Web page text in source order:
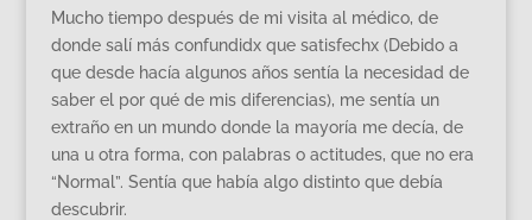
Mucho tiempo después de mi visita al médico, de
donde salí más confundidx que satisfechx (Debido a
que desde hacía algunos años sentía la necesidad de
saber el por qué de mis diferencias), me sentía un
extraño en un mundo donde la mayoría me decía, de
una u otra forma, con palabras o actitudes, que no era
“Normal”. Sentía que había algo distinto que debía
descubrir.